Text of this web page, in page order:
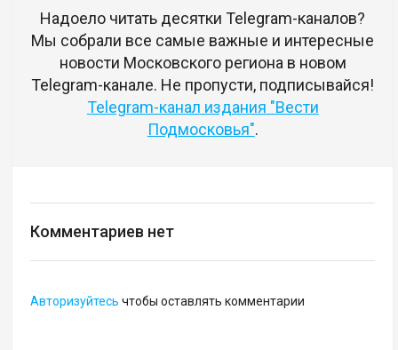
Надоело читать десятки Telegram-каналов?
Мы собрали все самые важные и интересные
новости Московского региона в новом
Telegram-канале. Не пропусти, подписывайся!
Telegram-канал издания "Вести
Подмосковья".
Комментариев нет
Авторизуйтесь чтобы оставлять комментарии